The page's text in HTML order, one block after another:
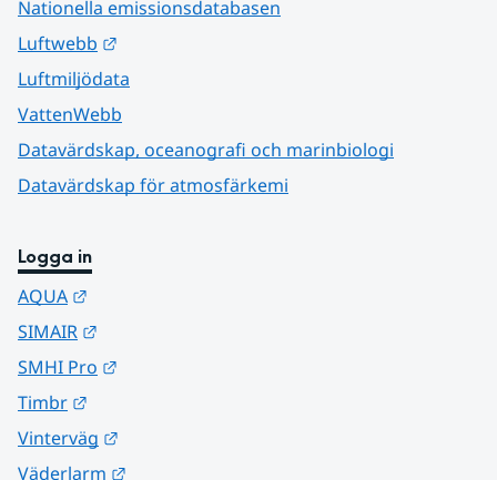
Nationella emissionsdatabasen
Luftwebb
Luftmiljödata
VattenWebb
Datavärdskap, oceanografi och marinbiologi
Datavärdskap för atmosfärkemi
Logga in
AQUA
SIMAIR
SMHI Pro
Timbr
Vinterväg
Väderlarm